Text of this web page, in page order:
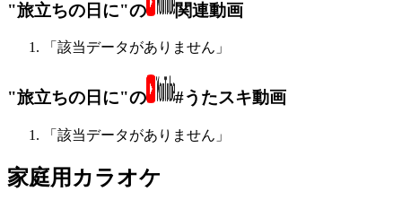
"旅立ちの日に"の 関連動画
「該当データがありません」
"旅立ちの日に"の #うたスキ動画
「該当データがありません」
家庭用カラオケ